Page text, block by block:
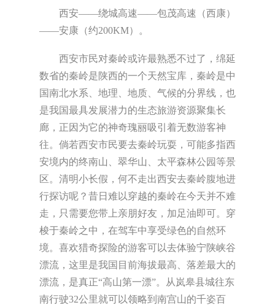
西安——绕城高速——包茂高速（西康）
——安康（约200KM）。
西安市民对秦岭或许最熟悉不过了，绵延
数省的秦岭是陕西的一个天然宝库，秦岭是中
国南北水系、地理、地质、气候的分界线，也
是我国最具发展潜力的生态旅游资源聚集长
廊，正因为它的神奇瑰丽吸引着无数游客神
往。倘若西安市民要去秦岭玩耍，可能多指西
安境内的终南山、翠华山、太平森林公园等景
区。清明小长假，何不走出西安去秦岭腹地进
行探访呢？昔日难以穿越的秦岭在今天并不难
走，只需要您带上亲朋好友，加足油即可。穿
梭于秦岭之中，在驾车中享受绿色的自然环
境。喜欢猎奇探险的游客可以去体验宁陕峡谷
漂流，这里是我国目前海拔最高、落差最大的
漂流，是真正“高山第一漂”。从岚皋县城往东
南行驶32公里就可以领略到南宫山的千姿百